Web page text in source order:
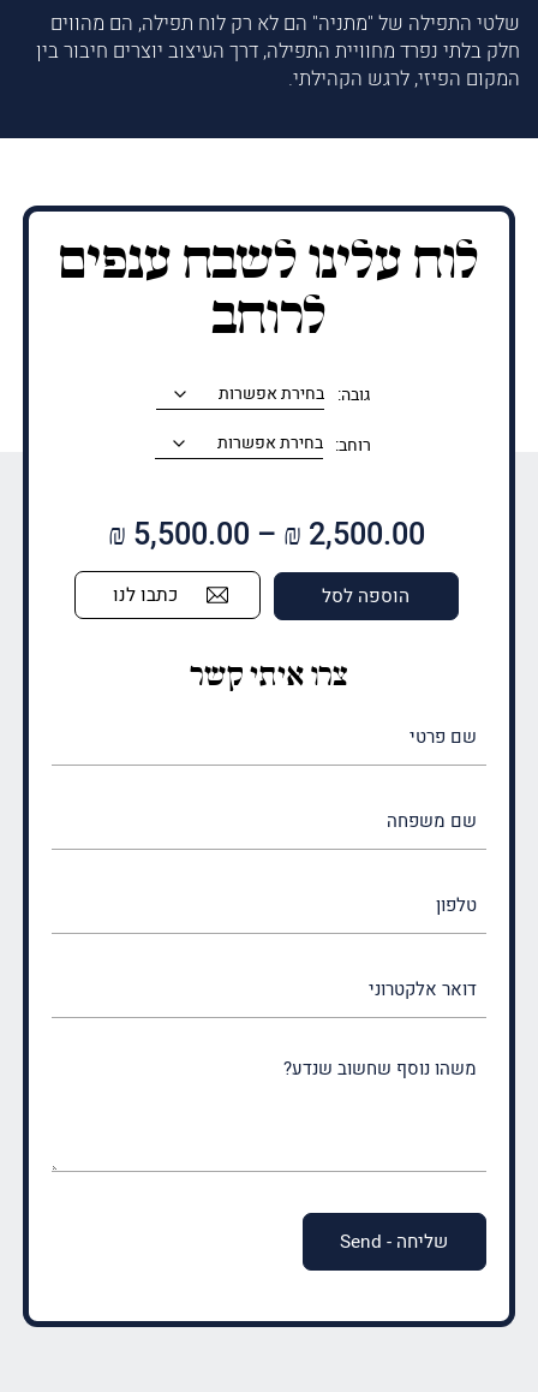
שלטי התפילה של "מתניה" הם לא רק לוח תפילה, הם מהווים
חלק בלתי נפרד מחוויית התפילה, דרך העיצוב יוצרים חיבור בין
המקום הפיזי, לרגש הקהילתי.
לוח עלינו לשבח ענפים
לרוחב
גובה:
רוחב:
₪ 2,500.00
–
₪ 5,500.00
מחירים:
הוספה לסל כתבו לנו
צרו איתי קשר
(חובה)
(חובה)